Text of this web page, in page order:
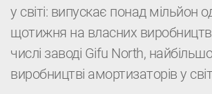
у світі: випускає понад мільйон
щотижня на власних
числі заводі Gifu North,
виробництві амортизаторів у